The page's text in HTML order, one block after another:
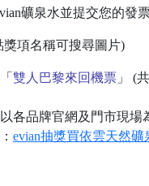
礦泉水並提交您的發
獎項名稱可搜尋圖片)
「 雙人巴黎來回機票」 (
各品牌官網及門市現場
evian抽獎買依雲天然